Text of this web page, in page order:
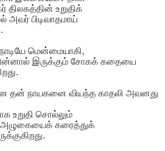
திலகத்தின் உறுதிக்
அவர் பிடிவாதமாய்
மென்மையாகி,
பின்னால் இருக்கும் சோகக் கதையை
தன் நாயகனை வியந்த காதலி அவனது
உறுதி சொல்லும்
அழுகையைக் கரைத்துக்